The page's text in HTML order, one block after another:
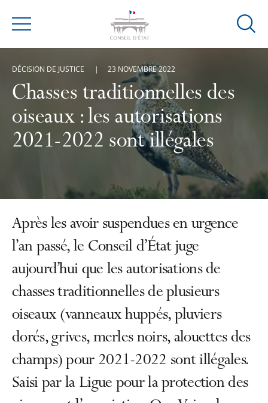
Menu
Ouvrir
Chasses traditionnelles des
oiseaux : les autorisations
2021-2022 sont illégales
DÉCISION DE JUSTICE 23 NOVEMBRE 2022
Après les avoir suspendues en urgence
l’an passé, le Conseil d’État juge
aujourd’hui que les autorisations de
chasses traditionnelles de plusieurs
oiseaux (vanneaux huppés, pluviers
dorés, grives, merles noirs, alouettes des
champs) pour 2021-2022 sont illégales.
Saisi par la Ligue pour la protection des